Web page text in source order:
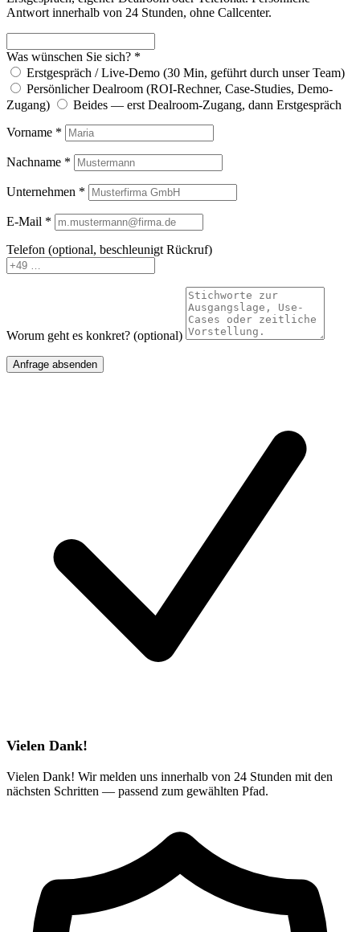
Antwort innerhalb von 24 Stunden, ohne Callcenter.
Was wünschen Sie sich? *
Erstgespräch / Live-Demo (30 Min, geführt durch unser Team)
Persönlicher Dealroom (ROI-Rechner, Case-Studies, Demo-
Zugang)
Beides — erst Dealroom-Zugang, dann Erstgespräch
Vorname *
Nachname *
Unternehmen *
E-Mail *
Telefon (optional, beschleunigt Rückruf)
Worum geht es konkret? (optional)
Anfrage absenden
Vielen Dank!
Vielen Dank! Wir melden uns innerhalb von 24 Stunden mit den
nächsten Schritten — passend zum gewählten Pfad.